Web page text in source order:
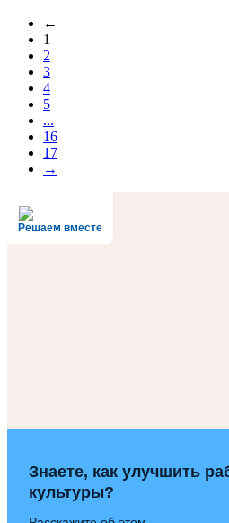
←
1
2
3
4
5
...
16
17
→
Решаем вместе
Знаете, как улучшить
культуры?